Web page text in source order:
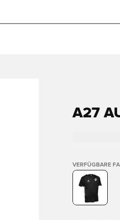
A27
VERFÜGBARE